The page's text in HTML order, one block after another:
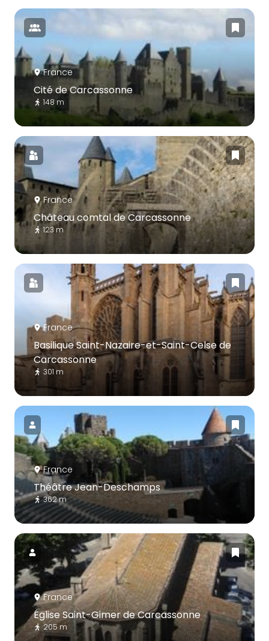
France
Cité de Carcassonne
148 m
France
Château comtal de Carcassonne
123 m
France
Basilique Saint-Nazaire-et-Saint-Celse de
Carcassonne
301 m
France
Théâtre Jean-Deschamps
362 m
France
Église Saint-Gimer de Carcassonne
205 m